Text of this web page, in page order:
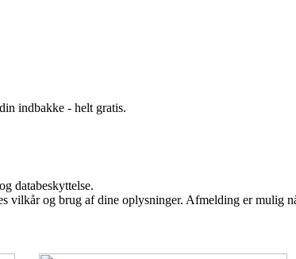
indbakke - helt gratis.
databeskyttelse.
vilkår og brug af dine oplysninger. Afmelding er mulig